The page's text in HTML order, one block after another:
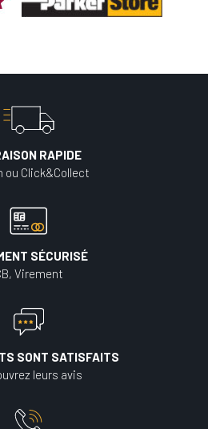
RAPIDE
ou Click&Collect
SÉCURISÉ
Virement
SONT SATISFAITS
leurs avis